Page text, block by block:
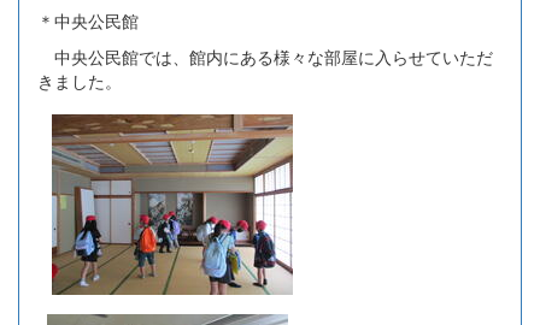
＊中央公民館
中央公民館では、館内にある様々な部屋に入らせていただ
きました。